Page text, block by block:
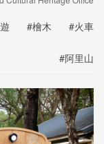
#檜木 #火車
#阿里山